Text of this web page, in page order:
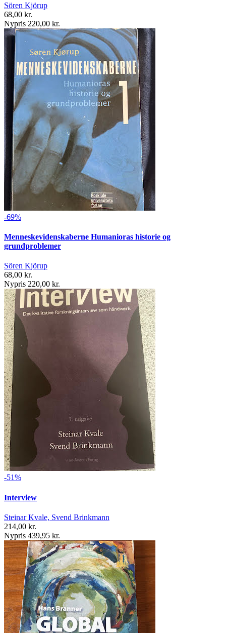
Sören Kjörup
68,00 kr.
Nypris 220,00 kr.
-69%
Menneskevidenskaberne Humanioras historie og
grundproblemer
Sören Kjörup
68,00 kr.
Nypris 220,00 kr.
-51%
Interview
Steinar Kvale, Svend Brinkmann
214,00 kr.
Nypris 439,95 kr.